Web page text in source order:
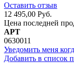
Оставить отзыв
12 495,00 Руб.
Цена последней
АРТ
0630011
Уведомить меня
Добавить в список